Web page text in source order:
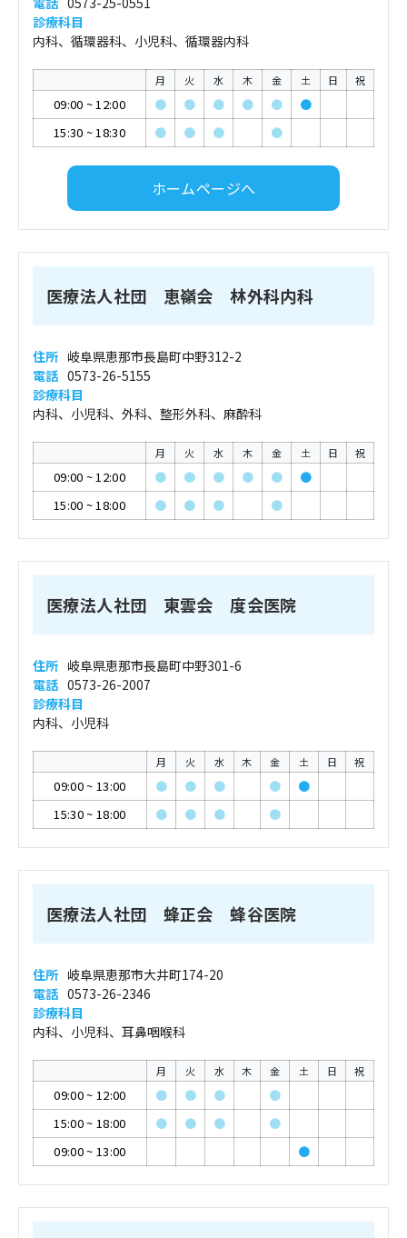
診療科目
内科、循環器科、小児科、循環器内科
月 火 水 木 金 土 日 祝
09:00 ~12:00 ● ● ● ● ●
●
15:30 ~18:30 ● ● ● ●
ホームページへ
医療法人社団 恵嶺会 林外科内科
住所 岐阜県恵那市長島町中野312-2
電話 0573-26-5155
診療科目
内科、小児科、外科、整形外科、麻酔科
月 火 水 木 金 土 日 祝
09:00 ~12:00 ● ● ● ● ●
●
15:00 ~18:00 ● ● ● ●
医療法人社団 東雲会 度会医院
住所 岐阜県恵那市長島町中野301-6
電話 0573-26-2007
診療科目
内科、小児科
月 火 水 木 金 土 日 祝
09:00~ 13:00 ● ● ● ●
●
15:30~ 18:00 ● ● ● ●
医療法人社団 蜂正会 蜂谷医院
住所 岐阜県恵那市大井町174-20
電話 0573-26-2346
診療科目
内科、小児科、耳鼻咽喉科
月 火 水 木 金 土 日 祝
09:00~ 12:00 ● ● ●
●
15:00~ 18:00 ● ● ●
●
09:00~ 13:00 ●